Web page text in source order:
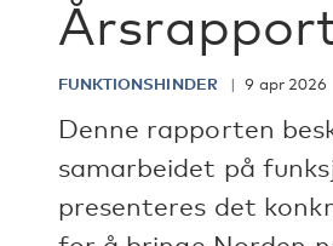
FUNKTIONSHINDER 9 apr 2026
Denne rapporten
samarbeidet på
presenteres det